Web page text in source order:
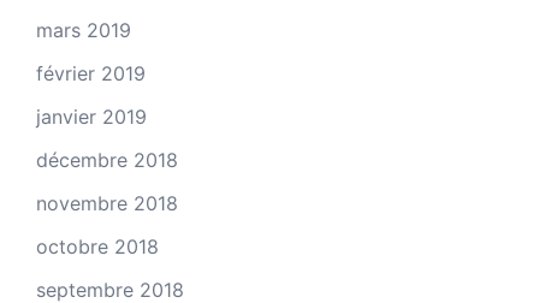
mars 2019
février 2019
janvier 2019
décembre 2018
novembre 2018
octobre 2018
septembre 2018